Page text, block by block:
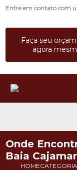
Entre em contato com
Faça seu
agora
HOME
Onde
Baia Cajamar